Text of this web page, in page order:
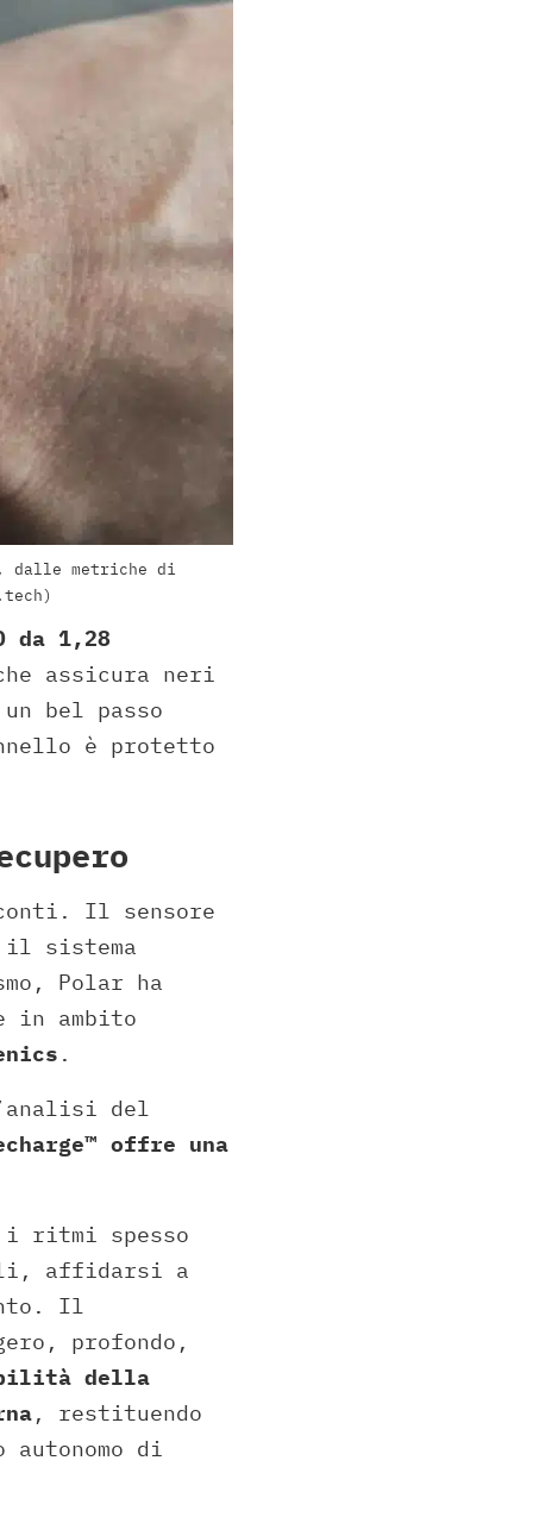
dalle metriche di
da 1,28
assicura neri
bel passo
è protetto
Il sensore
sistema
Polar ha
in ambito
.
del
offre una
i ritmi spesso
affidarsi a
Il
profondo,
della
, restituendo
di